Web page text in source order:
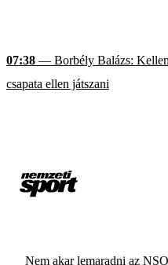
07:38 — Borbély Balázs:
csapata ellen játszani
Nem akar lemaradni az